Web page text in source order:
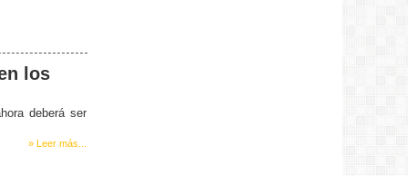
los
deberá ser
» Leer más...